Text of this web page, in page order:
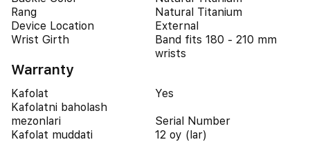
Rang
Natural Titanium
Device Location
External
Wrist Girth
Band fits 180 - 210 mm
wrists
Warranty
Kafolat
Yes
Kafolatni baholash
mezonlari
Serial Number
Kafolat muddati
12 oy (lar)